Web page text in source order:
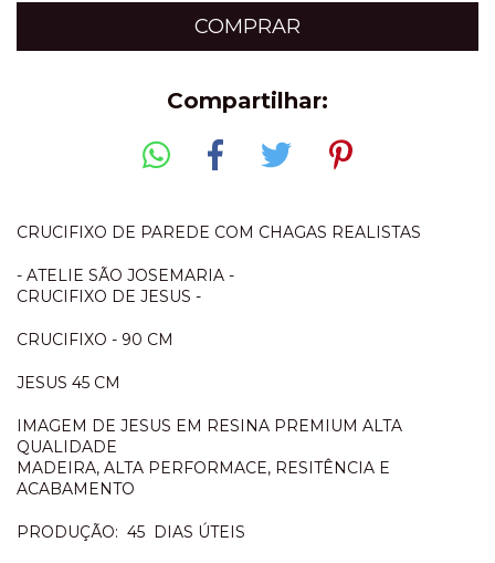
Compartilhar:
CRUCIFIXO DE PAREDE COM CHAGAS REALISTAS
- ATELIE SÃO JOSEMARIA -
CRUCIFIXO DE JESUS -
CRUCIFIXO - 90 CM
JESUS 45 CM
IMAGEM DE JESUS EM RESINA PREMIUM ALTA
QUALIDADE
MADEIRA, ALTA PERFORMACE, RESITÊNCIA E
ACABAMENTO
PRODUÇÃO: 45 DIAS ÚTEIS